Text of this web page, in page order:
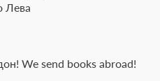
Лева
We send books abroad!